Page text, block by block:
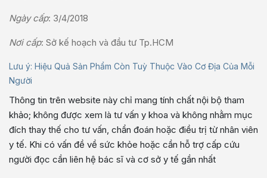
Ngày cấp: 3/4/2018
Nơi cấp: Sở kế hoạch và đầu tư Tp.HCM
Lưu ý: Hiệu Quả Sản Phẩm Còn Tuỳ Thuộc Vào Cơ Địa Của Mỗi
Người
Thông tin trên website này chỉ mang tính chất nội bộ tham
khảo; không được xem là tư vấn y khoa và không nhằm mục
đích thay thế cho tư vấn, chẩn đoán hoặc điều trị từ nhân viên
y tế. Khi có vấn đề về sức khỏe hoặc cần hỗ trợ cấp cứu
người đọc cần liên hệ bác sĩ và cơ sở y tế gần nhất